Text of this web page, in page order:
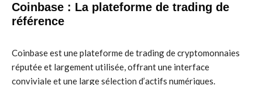
Coinbase : La plateforme de trading de
référence
Coinbase est une plateforme de trading de cryptomonnaies
réputée et largement utilisée, offrant une interface
conviviale et une large sélection d’actifs numériques.